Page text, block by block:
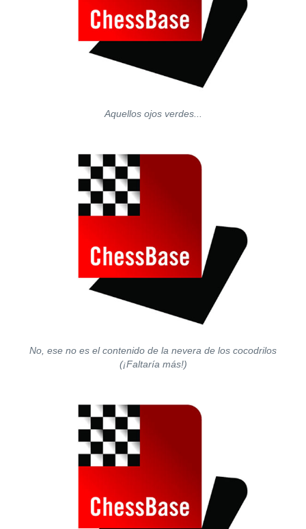
Aquellos ojos verdes...
No, ese no es el contenido de la nevera de los cocodrilos
(¡Faltaría más!)